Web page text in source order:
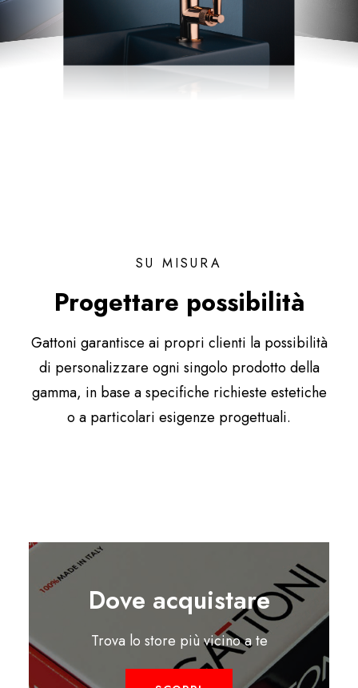
SU MISURA
Progettare possibilità
Gattoni garantisce ai propri clienti la possibilità
di personalizzare ogni singolo prodotto della
gamma, in base a specifiche richieste estetiche
o a particolari esigenze progettuali.
Dove acquistare
Trova lo store più vicino a te